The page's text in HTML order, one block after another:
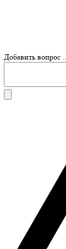
Добавить вопрос